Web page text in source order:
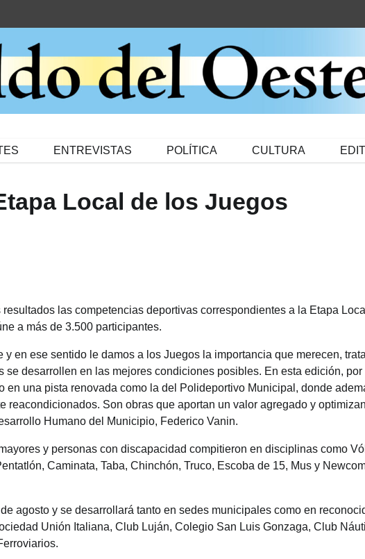
ENTREVISTAS POLÍTICA CULTURA
Local de los Juegos
las competencias deportivas correspondientes a la Etapa
a más de 3.500 participantes.
en ese sentido le damos a los Juegos la importancia que merecen,
se desarrollen en las mejores condiciones posibles. En esta edición, por
en una pista renovada como la del Polideportivo Municipal, donde
reacondicionados. Son obras que aportan un valor agregado y
Humano del Municipio, Federico Vanin.
y personas con discapacidad compitieron en disciplinas como
Caminata, Taba, Chinchón, Truco, Escoba de 15, Mus y
agosto y se desarrollará tanto en sedes municipales como en
Unión Italiana, Club Luján, Colegio San Luis Gonzaga, Club